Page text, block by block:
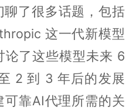
了很多话题，包括
这一代新模型
论了这些模型未来 6
2 到 3 年后的发展
靠AI代理所需的关